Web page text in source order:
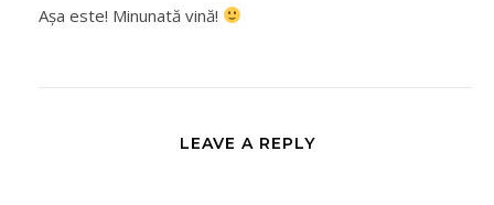
Așa este! Minunată vină!
LEAVE A REPLY